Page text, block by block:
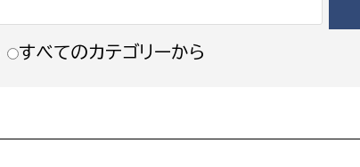
すべてのカテゴリーから